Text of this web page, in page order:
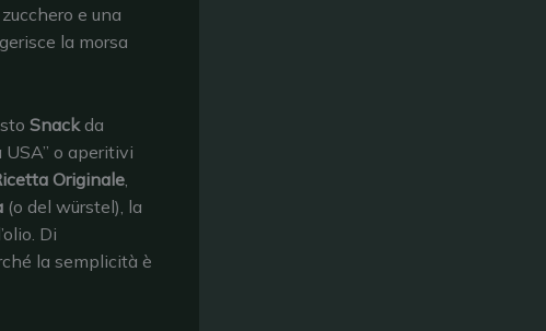
e una
la morsa
Snack da
o aperitivi
Originale
(o del würstel), la
Di
la semplicità è